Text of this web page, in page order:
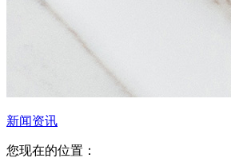
新闻资讯
您现在的位置：